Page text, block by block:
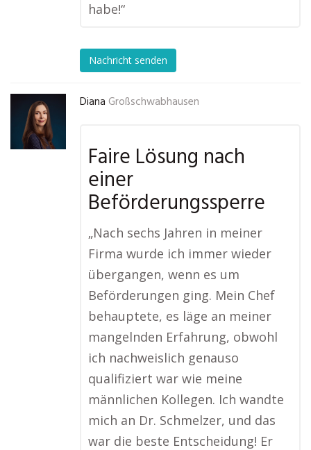
habe!“
Nachricht senden
Diana Großschwabhausen
Faire Lösung nach
einer
Beförderungssperre
„Nach sechs Jahren in meiner
Firma wurde ich immer wieder
übergangen, wenn es um
Beförderungen ging. Mein Chef
behauptete, es läge an meiner
mangelnden Erfahrung, obwohl
ich nachweislich genauso
qualifiziert war wie meine
männlichen Kollegen. Ich wandte
mich an Dr. Schmelzer, und das
war die beste Entscheidung! Er